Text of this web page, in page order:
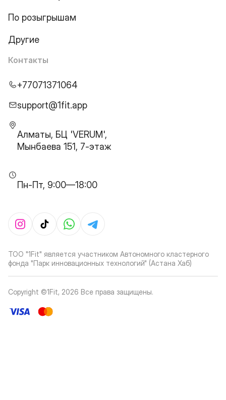
По розыгрышам
Другие
Контакты
+77071371064
support@1fit.app
Алматы, БЦ 'VERUM',
Мынбаева 151, 7-этаж
Пн-Пт, 9:00—18:00
ТОО "1Fit" является участником Автономного кластерного
фонда "Парк инновационных технологий" (Астана Хаб)
Copyright ©1Fit, 2026 Все права защищены.